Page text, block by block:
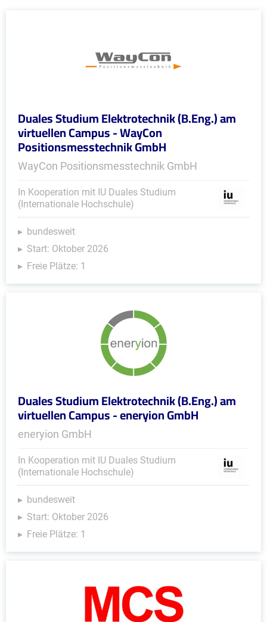
Duales Studium Elektrotechnik (B.Eng.) am
virtuellen Campus - WayCon
Positionsmesstechnik GmbH
WayCon Positionsmesstechnik GmbH
In Kooperation mit IU Duales Studium
(Internationale Hochschule)
bundesweit
Start: Oktober 2026
Freie Plätze: 1
Duales Studium Elektrotechnik (B.Eng.) am
virtuellen Campus - eneryion GmbH
eneryion GmbH
In Kooperation mit IU Duales Studium
(Internationale Hochschule)
bundesweit
Start: Oktober 2026
Freie Plätze: 1